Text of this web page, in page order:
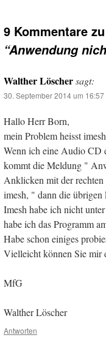
9 Kommentare zu
“Anwendung
Walther Löschersagt:
30. September 2014 um 16:57
Hallo Herr Born,
mein Problem heisst
Wenn ich eine Audio CD
kommt die Meldung "
Anklicken mit der
imesh, " dann die
Imesh habe ich nicht
habe ich das Programm
Habe schon einiges
Vielleicht können Sie mir
MfG
Walther Löscher
Antworten